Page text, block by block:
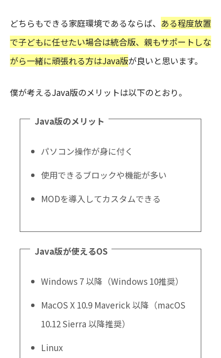
どちらもできる家庭環境であるならば、 ある程度放置
で子どもに任せたい場合は統合版、親もサポートしな
がら一緒に頑張れる方はJava版が良いと思います。
僕が考えるJava版のメリットは以下のとおり。
Java版のメリット
パソコン操作が身に付く
使用できるブロックや機能が多い
MODを導入してカスタムできる
Java版が使えるOS
Windows 7 以降（Windows 10推奨）
MacOS X 10.9 Maverick 以降（macOS
10.12 Sierra 以降推奨）
Linux